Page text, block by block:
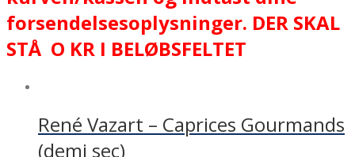
forsendelsesoplysninger. DER SKAL
STÅ O KR I BELØBSFELTET
René Vazart – Caprices Gourmands
(demi sec)